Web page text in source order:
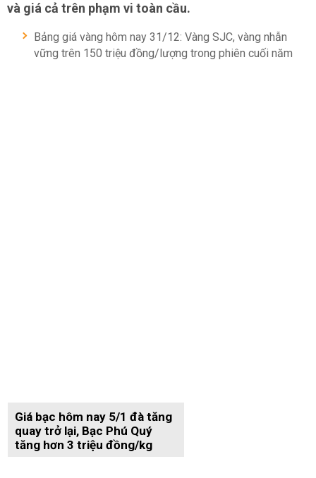
và giá cả trên phạm vi toàn cầu.
Bảng giá vàng hôm nay 31/12: Vàng SJC, vàng nhẫn
vững trên 150 triệu đồng/lượng trong phiên cuối năm
Giá bạc hôm nay 5/1 đà tăng
quay trở lại, Bạc Phú Quý
tăng hơn 3 triệu đồng/kg